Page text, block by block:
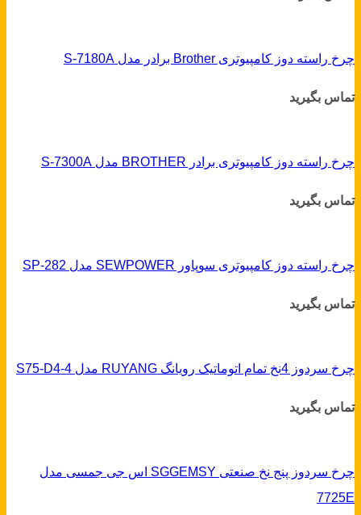
چرخ راسته دوز کامپیوتری Brother برادر مدل S-7180A
تماس بگیرید
چرخ راسته دوز کامپیوتری برادر BROTHER مدل S-7300A
تماس بگیرید
چرخ راسته دوز کامپیوتری سوپاور SEWPOWER مدل SP-282
تماس بگیرید
چرخ سردوز 4نخ تمام اتوماتیک رویانگ RUYANG مدل S75-D4-4
تماس بگیرید
چرخ سردوز پنج نخ صنعتی SGGEMSY اس جی جمسی مدل
7725E